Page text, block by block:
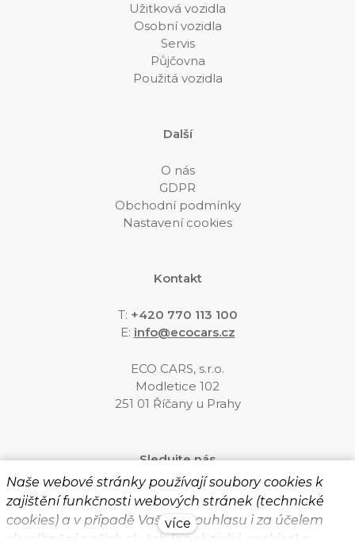
Užitková vozidla
Osobní vozidla
Servis
Půjčovna
Použitá vozidla
Další
O nás
GDPR
Obchodní podmínky
Nastavení cookies
Kontakt
T: +420 770 113 100
E: info@ecocars.cz
ECO CARS, s.r.o.
Modletice 102
251 01 Říčany u Prahy
Sledujte nás
Naše webové stránky používají soubory cookies k
zajištění funkčnosti webových stránek (technické
cookies) a v případě Vašeho souhlasu i za účelem
více